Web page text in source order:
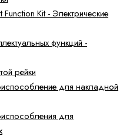
Function Kit - Электрические
функций -
рейки
для накладной
для